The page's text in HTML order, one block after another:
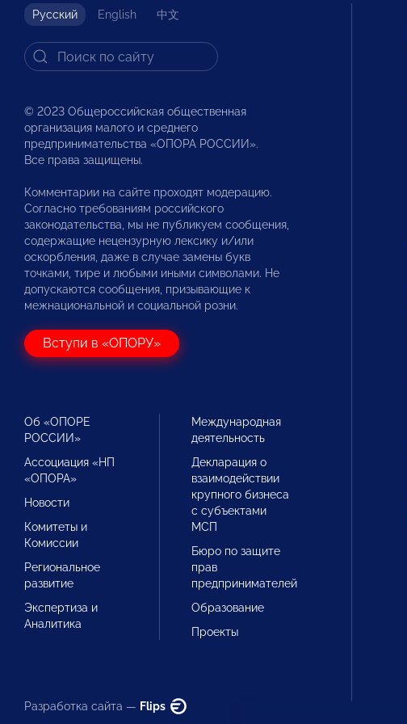
Русский English 中文
© 2023 Общероссийская общественная
организация малого и среднего
предпринимательства «ОПОРА РОССИИ».
Все права защищены.
Комментарии на сайте проходят модерацию.
Согласно требованиям российского
законодательства, мы не публикуем сообщения,
содержащие нецензурную лексику и/или
оскорбления, даже в случае замены букв
точками, тире и любыми иными символами. Не
допускаются сообщения, призывающие к
межнациональной и социальной розни.
Вступи в «ОПОРУ»
Об «ОПОРЕ
РОССИИ»
Ассоциация «НП
«ОПОРА»
Новости
Комитеты и
Комиссии
Региональное
развитие
Экспертиза и
Аналитика
Международная
деятельность
Декларация о
взаимодействии
крупного бизнеса
с субъектами
МСП
Бюро по защите
прав
предпринимателей
Образование
Проекты
Разработка сайта — Flips